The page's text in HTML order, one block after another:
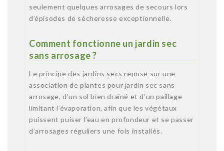
seulement quelques arrosages de secours lors
d’épisodes de sécheresse exceptionnelle.
Comment fonctionne un jardin sec
sans arrosage ?
Le principe des jardins secs repose sur une
association de plantes pour jardin sec sans
arrosage, d’un sol bien drainé et d’un paillage
limitant l’évaporation, afin que les végétaux
puissent puiser l’eau en profondeur et se passer
d’arrosages réguliers une fois installés.